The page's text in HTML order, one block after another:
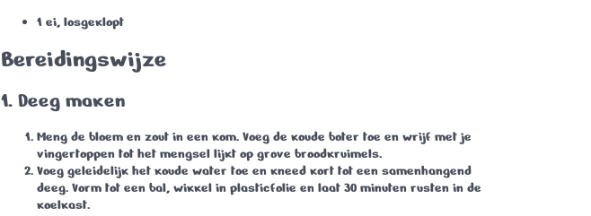
1 ei, losgeklopt
Bereidingswijze
1. Deeg maken
Meng de bloem en zout in een kom. Voeg de koude boter toe en wrijf met je
vingertoppen tot het mengsel lijkt op grove broodkruimels.
Voeg geleidelijk het koude water toe en kneed kort tot een samenhangend
deeg. Vorm tot een bal, wikkel in plasticfolie en laat 30 minuten rusten in de
koelkast.